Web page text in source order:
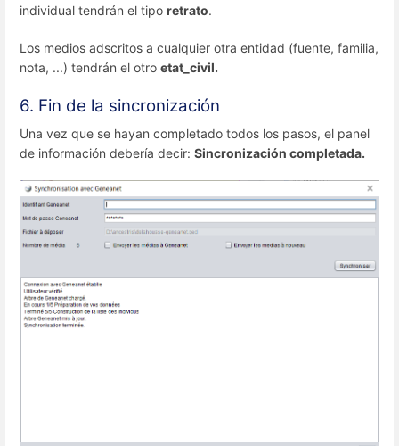
individual tendrán el tipo retrato.
Los medios adscritos a cualquier otra entidad (fuente, familia,
nota, ...) tendrán el otro etat_civil.
6. Fin de la sincronización
Una vez que se hayan completado todos los pasos, el panel
de información debería decir: Sincronización completada.